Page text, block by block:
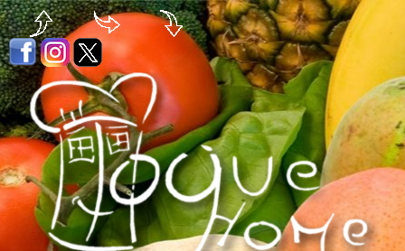
Panneau de gestion des cookies